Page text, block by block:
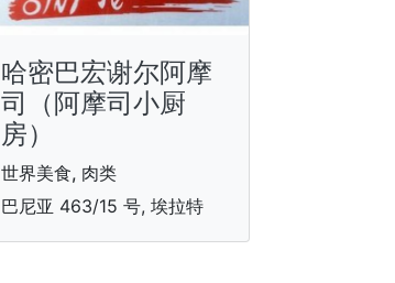
哈密巴宏谢尔阿摩
司（阿摩司小厨
房）
世界美食, 肉类
巴尼亚 463/15 号, 埃拉特